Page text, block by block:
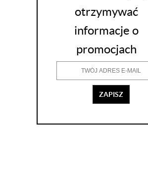
otrzymywać
informacje o
promocjach
ZAPISZ